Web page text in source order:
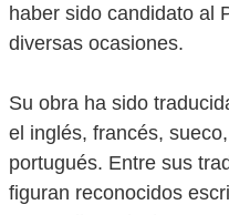
haber sido candidato al
diversas ocasiones.
Su obra ha sido
el inglés, francés,
portugués. Entre sus
figuran reconocidos